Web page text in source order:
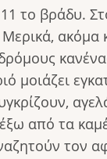
το βράδυ.
μοιάζει
από τα
τον